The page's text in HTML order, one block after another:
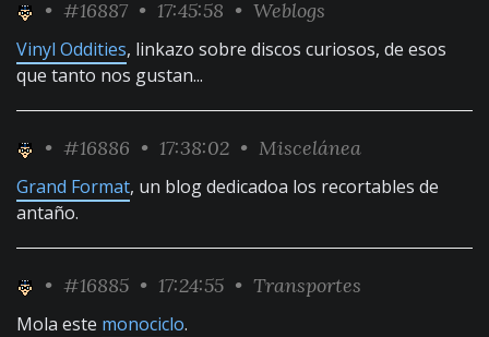
• #16887 • 17:45:58 • Weblogs
Vinyl Oddities, linkazo sobre discos curiosos, de esos
que tanto nos gustan...
• #16886 • 17:38:02 • Miscelánea
Grand Format, un blog dedicadoa los recortables de
antaño.
• #16885 • 17:24:55 • Transportes
Mola este monociclo.